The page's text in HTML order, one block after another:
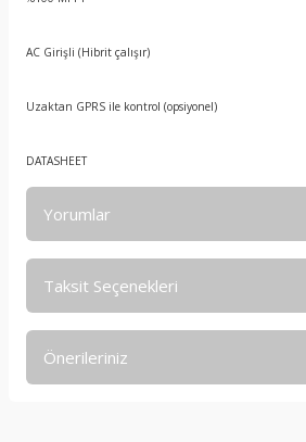
AC Girişli (Hibrit çalışır)
Uzaktan GPRS ile kontrol (opsiyonel)
DATASHEET
Yorumlar
Taksit Seçenekleri
Önerileriniz